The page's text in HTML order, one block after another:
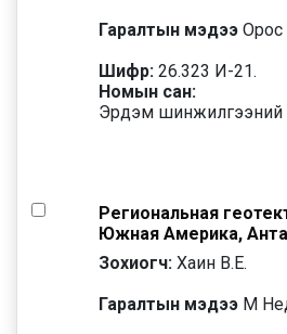
Гаралтын мэдээ Орос
Шифр: 26.323 И-21.
Номын сан:
Эрдэм шинжилгээний
Региональная
Южная Америка,
Зохиогч: Хаин В.Е.
Гаралтын мэдээ М